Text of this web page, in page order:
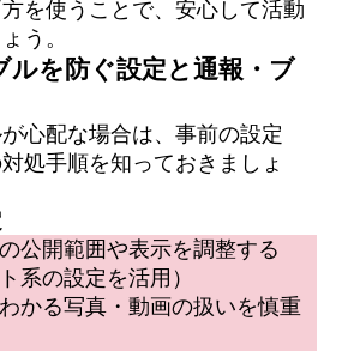
を使うことで、安心して活動
う。
ルを防ぐ設定と通報・ブ
心配な場合は、事前の設定
処手順を知っておきましょ
公開範囲や表示を調整する
系の設定を活用）
かる写真・動画の扱いを慎重